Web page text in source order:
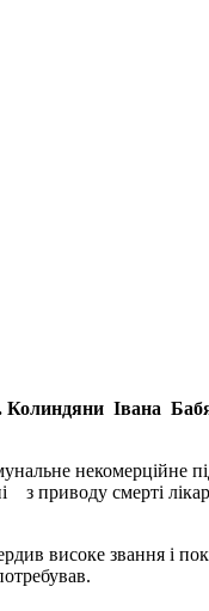
Колиндяни Івана
некомерційне
приводу смерті
високе звання і